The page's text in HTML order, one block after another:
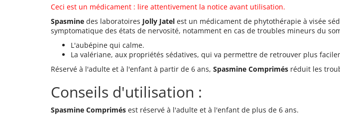
Ceci est un médicament : lire attentivement la notice avant utilisation.
Spasmine des laboratoires Jolly Jatel est un médicament de phytothérapie à visée
symptomatique des états de nervosité, notamment en cas de troubles mineurs du
L'aubépine qui calme.
La valériane, aux propriétés sédatives, qui va permettre de retrouver plus
Réservé à l'adulte et à l'enfant à partir de 6 ans, Spasmine Comprimés réduit les
Conseils d'utilisation :
Spasmine Comprimés est réservé à l'adulte et à l'enfant de plus de 6 ans.